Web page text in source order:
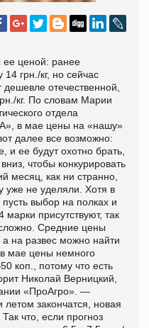
ее ценой: ранее
грн./кг, но сейчас
отечественной,
кг. По словам Марии
отдела
в мае цены на «нашу»
далее все возможно:
и ее будут охотно брать,
чтобы конкурировать
месяц, как ни странно,
уже не уделяли. Хотя в
выбор на полках и
присутствуют, так
Средние цены
на развес можно найти
мае цены немного
коп., потому что есть
Николай Верницкий,
«ПроАгро». —
закончатся, новая
что, если прогноз